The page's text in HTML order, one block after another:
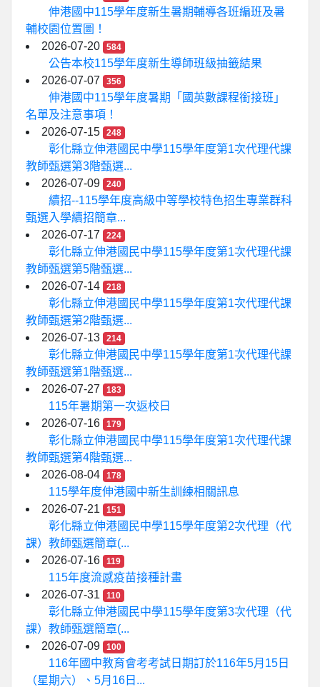
伸港國中115學年度新生暑期輔導各班編班及暑
輔校園位置圖！
2026-07-20
584
公告本校115學年度新生導師班級抽籤結果
2026-07-07
356
伸港國中115學年度暑期「國英數課程銜接班」
名單及注意事項！
2026-07-15
248
彰化縣立伸港國民中學115學年度第1次代理代課
教師甄選第3階甄選...
2026-07-09
240
續招--115學年度高級中等學校特色招生專業群科
甄選入學續招簡章...
2026-07-17
224
彰化縣立伸港國民中學115學年度第1次代理代課
教師甄選第5階甄選...
2026-07-14
218
彰化縣立伸港國民中學115學年度第1次代理代課
教師甄選第2階甄選...
2026-07-13
214
彰化縣立伸港國民中學115學年度第1次代理代課
教師甄選第1階甄選...
2026-07-27
183
115年暑期第一次返校日
2026-07-16
179
彰化縣立伸港國民中學115學年度第1次代理代課
教師甄選第4階甄選...
2026-08-04
178
115學年度伸港國中新生訓練相關訊息
2026-07-21
151
彰化縣立伸港國民中學115學年度第2次代理（代
課）教師甄選簡章(...
2026-07-16
119
115年度流感疫苗接種計畫
2026-07-31
110
彰化縣立伸港國民中學115學年度第3次代理（代
課）教師甄選簡章(...
2026-07-09
100
116年國中教育會考考試日期訂於116年5月15日
（星期六）、5月16日...